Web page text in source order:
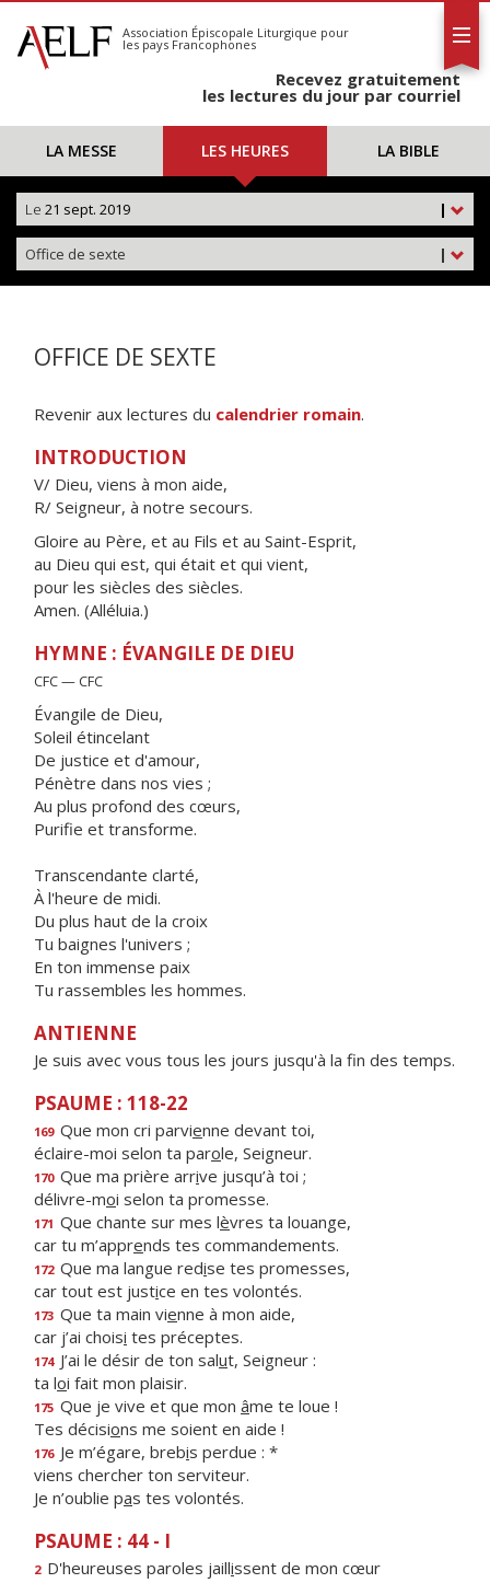
S'abonner
Calendrier
Association Épiscopale Liturgique pour
les pays Francophones
Recevez gratuitement
les lectures du jour par courriel
LA MESSE LES HEURES LA BIBLE
|
Le 21 sept. 2019
|
Office de sexte
OFFICE DE SEXTE
Revenir aux lectures du calendrier romain.
INTRODUCTION
V/ Dieu, viens à mon aide,
R/ Seigneur, à notre secours.
Gloire au Père, et au Fils et au Saint-Esprit,
au Dieu qui est, qui était et qui vient,
pour les siècles des siècles.
Amen. (Alléluia.)
HYMNE : ÉVANGILE DE DIEU
CFC — CFC
Évangile de Dieu,
Soleil étincelant
De justice et d'amour,
Pénètre dans nos vies ;
Au plus profond des cœurs,
Purifie et transforme.
Transcendante clarté,
À l'heure de midi.
Du plus haut de la croix
Tu baignes l'univers ;
En ton immense paix
Tu rassembles les hommes.
ANTIENNE
Je suis avec vous tous les jours jusqu'à la fin des temps.
PSAUME : 118-22
169 Que mon cri parvienne devant toi,
éclaire-moi selon ta parole, Seigneur.
170 Que ma prière arrive jusqu’à toi ;
délivre-moi selon ta promesse.
171 Que chante sur mes lèvres ta louange,
car tu m’apprends tes commandements.
172 Que ma langue redise tes promesses,
car tout est justice en tes volontés.
173 Que ta main vienne à mon aide,
car j’ai choisi tes préceptes.
174 J’ai le désir de ton salut, Seigneur :
ta loi fait mon plaisir.
175 Que je vive et que mon âme te loue !
Tes décisions me soient en aide !
176 Je m’égare, brebis perdue : *
viens chercher ton serviteur.
Je n’oublie pas tes volontés.
PSAUME : 44 - I
2 D'heureuses paroles jaillissent de mon cœur